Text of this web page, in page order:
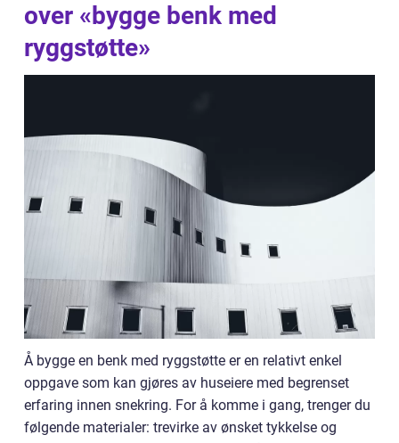
over «bygge benk med
ryggstøtte»
Å bygge en benk med ryggstøtte er en relativt enkel
oppgave som kan gjøres av huseiere med begrenset
erfaring innen snekring. For å komme i gang, trenger du
følgende materialer: trevirke av ønsket tykkelse og